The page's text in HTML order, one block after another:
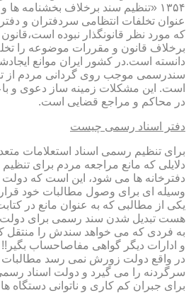
۱۳۵۴ «تنظیم سند برخلاف بخشنامه ها
عنوان تخلفات انتظامی سردفتران و
که مورد نظر قانونگذار نبوده
برخلاف قانون و مقررات موضوعه را
دانسته است.در کشور ایران موانع
سندرسمی موجب روی گردانی مردم از
است. این مشکلات زمینه ساز دعوی و
در محاکم و مراجع قضایی است.
دفتر اسناد رسمی چیست
برای تنظیم رسمی اسناد استعلامات
دلایلی که مانع مراجعه مردم برای
دفترخانه ها می شود، این است که دولت
وسیله ای برای وصول مطالبات خود
یکی از مطالبی که به عنوان مانع در
هست تبدیل شدن سند رسمی برای دولت
به فردی که می خواهد سندش را منتقل
و ادارات دیگر گواهی مفاصاحساب بگیر!!
در واقع دولت زورش نمی رسد مطالبات
سرگردنه را می گیرد و دولت اسناد
برای جبران کم کاری و ناتوانی دستگاه